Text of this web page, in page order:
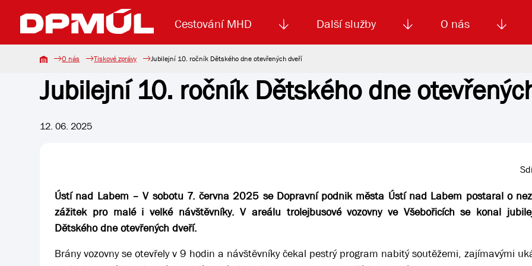
Cestování MHD
Uzavření mostu Dr. E. Beneše Koupit jízdenku Jízdné MHD El. jízdenka (EOS)
Další služby
Lanová dráha Reklama Smluvní doprava Autoškola
O nás
Základní údaje Aktuality Výběrová řízení Kariéra
O nás Tiskové zprávy Jubilejní 10. ročník Dětského dne otevřených dveří
Jubilejní 10. ročník Dětského dne
12. 06. 2025
Ústí nad Labem – V sobotu 7. června 2025 se Dopravní podnik města Ústí nad Labem postaral o
zážitek pro malé i velké návštěvníky. V areálu trolejbusové vozovny ve Všebořicích se konal
Dětského dne otevřených dveří.
Brány vozovny se otevřely v 9 hodin a návštěvníky čekal pestrý program nabitý soutěžemi, zajímavými